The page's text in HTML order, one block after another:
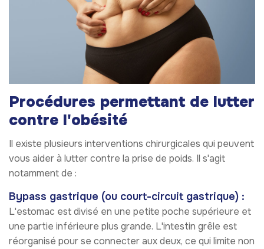
Procédures permettant de lutter
contre l'obésité
Il existe plusieurs interventions chirurgicales qui peuvent
vous aider à lutter contre la prise de poids. Il s'agit
notamment de :
Bypass gastrique (ou court-circuit gastrique) :
L'estomac est divisé en une petite poche supérieure et
une partie inférieure plus grande. L'intestin grêle est
réorganisé pour se connecter aux deux, ce qui limite non